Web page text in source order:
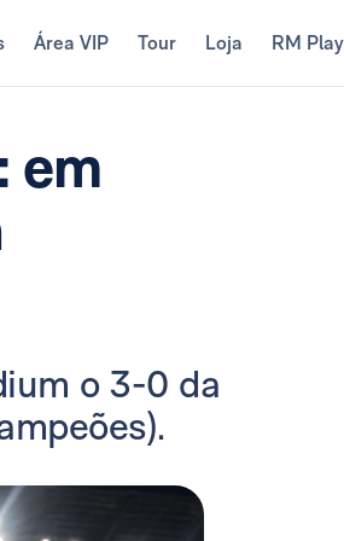
Área VIP Tour Loja RM Play
em
o 3-0 da